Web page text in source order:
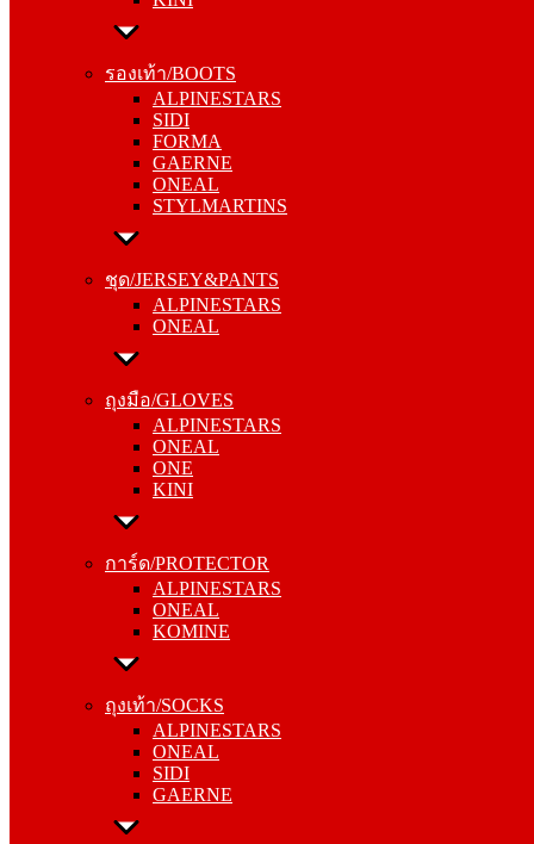
รองเท้า/BOOTS
ALPINESTARS
SIDI
FORMA
GAERNE
ONEAL
STYLMARTINS
ชุด/JERSEY&PANTS
ALPINESTARS
ONEAL
ถุงมือ/GLOVES
ALPINESTARS
ONEAL
ONE
KINI
การ์ด/PROTECTOR
ALPINESTARS
ONEAL
KOMINE
ถุงเท้า/SOCKS
ALPINESTARS
ONEAL
SIDI
GAERNE
รองเท้า/BOOTS
SIDI
FORMA
GAERNE
ONEAL
STYLMARTINS
ชุด/JERSEY&PANTS
ONEAL
ถุงมือ/GLOVES
ONEAL
ONE
KINI
การ์ด/PROTECTOR
ONEAL
KOMINE
ถุงเท้า/SOCKS
ONEAL
SIDI
GAERNE
อะไหล่รองเท้า/SPAREPART